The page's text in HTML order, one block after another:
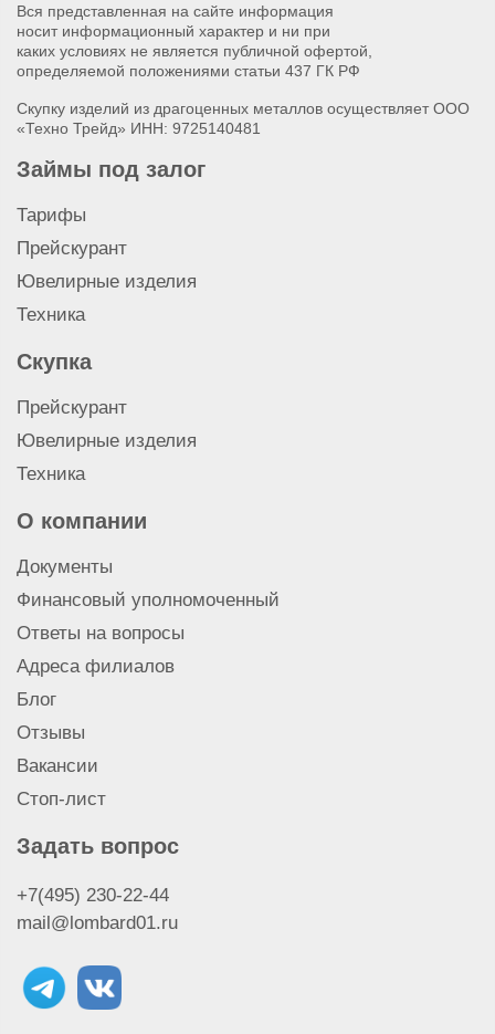
Вся представленная на сайте информация
носит информационный характер и ни при
каких условиях не является публичной офертой,
определяемой положениями статьи 437 ГК РФ
Скупку изделий из драгоценных металлов осуществляет ООО
«Техно Трейд» ИНН: 9725140481
Займы под залог
Тарифы
Прейскурант
Ювелирные изделия
Техника
Скупка
Прейскурант
Ювелирные изделия
Техника
О компании
Документы
Финансовый уполномоченный
Ответы на вопросы
Адреса филиалов
Блог
Отзывы
Вакансии
Стоп-лист
Задать вопрос
+7(495) 230-22-44
mail@lombard01.ru